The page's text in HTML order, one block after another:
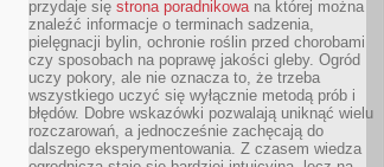
przydaje się strona poradnikowana której można
znaleźć informacje o terminach sadzenia,
pielęgnacji bylin, ochronie roślin przed chorobami
czy sposobach na poprawę jakości gleby. Ogród
uczy pokory, ale nie oznacza to, że trzeba
wszystkiego uczyć się wyłącznie metodą prób i
błędów. Dobre wskazówki pozwalają uniknąć wielu
rozczarowań, a jednocześnie zachęcają do
dalszego eksperymentowania. Z czasem wiedza